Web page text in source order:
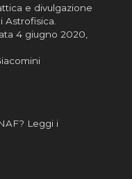
e divulgazione
Astrofisica
4 giugno 2020,
Leggi i